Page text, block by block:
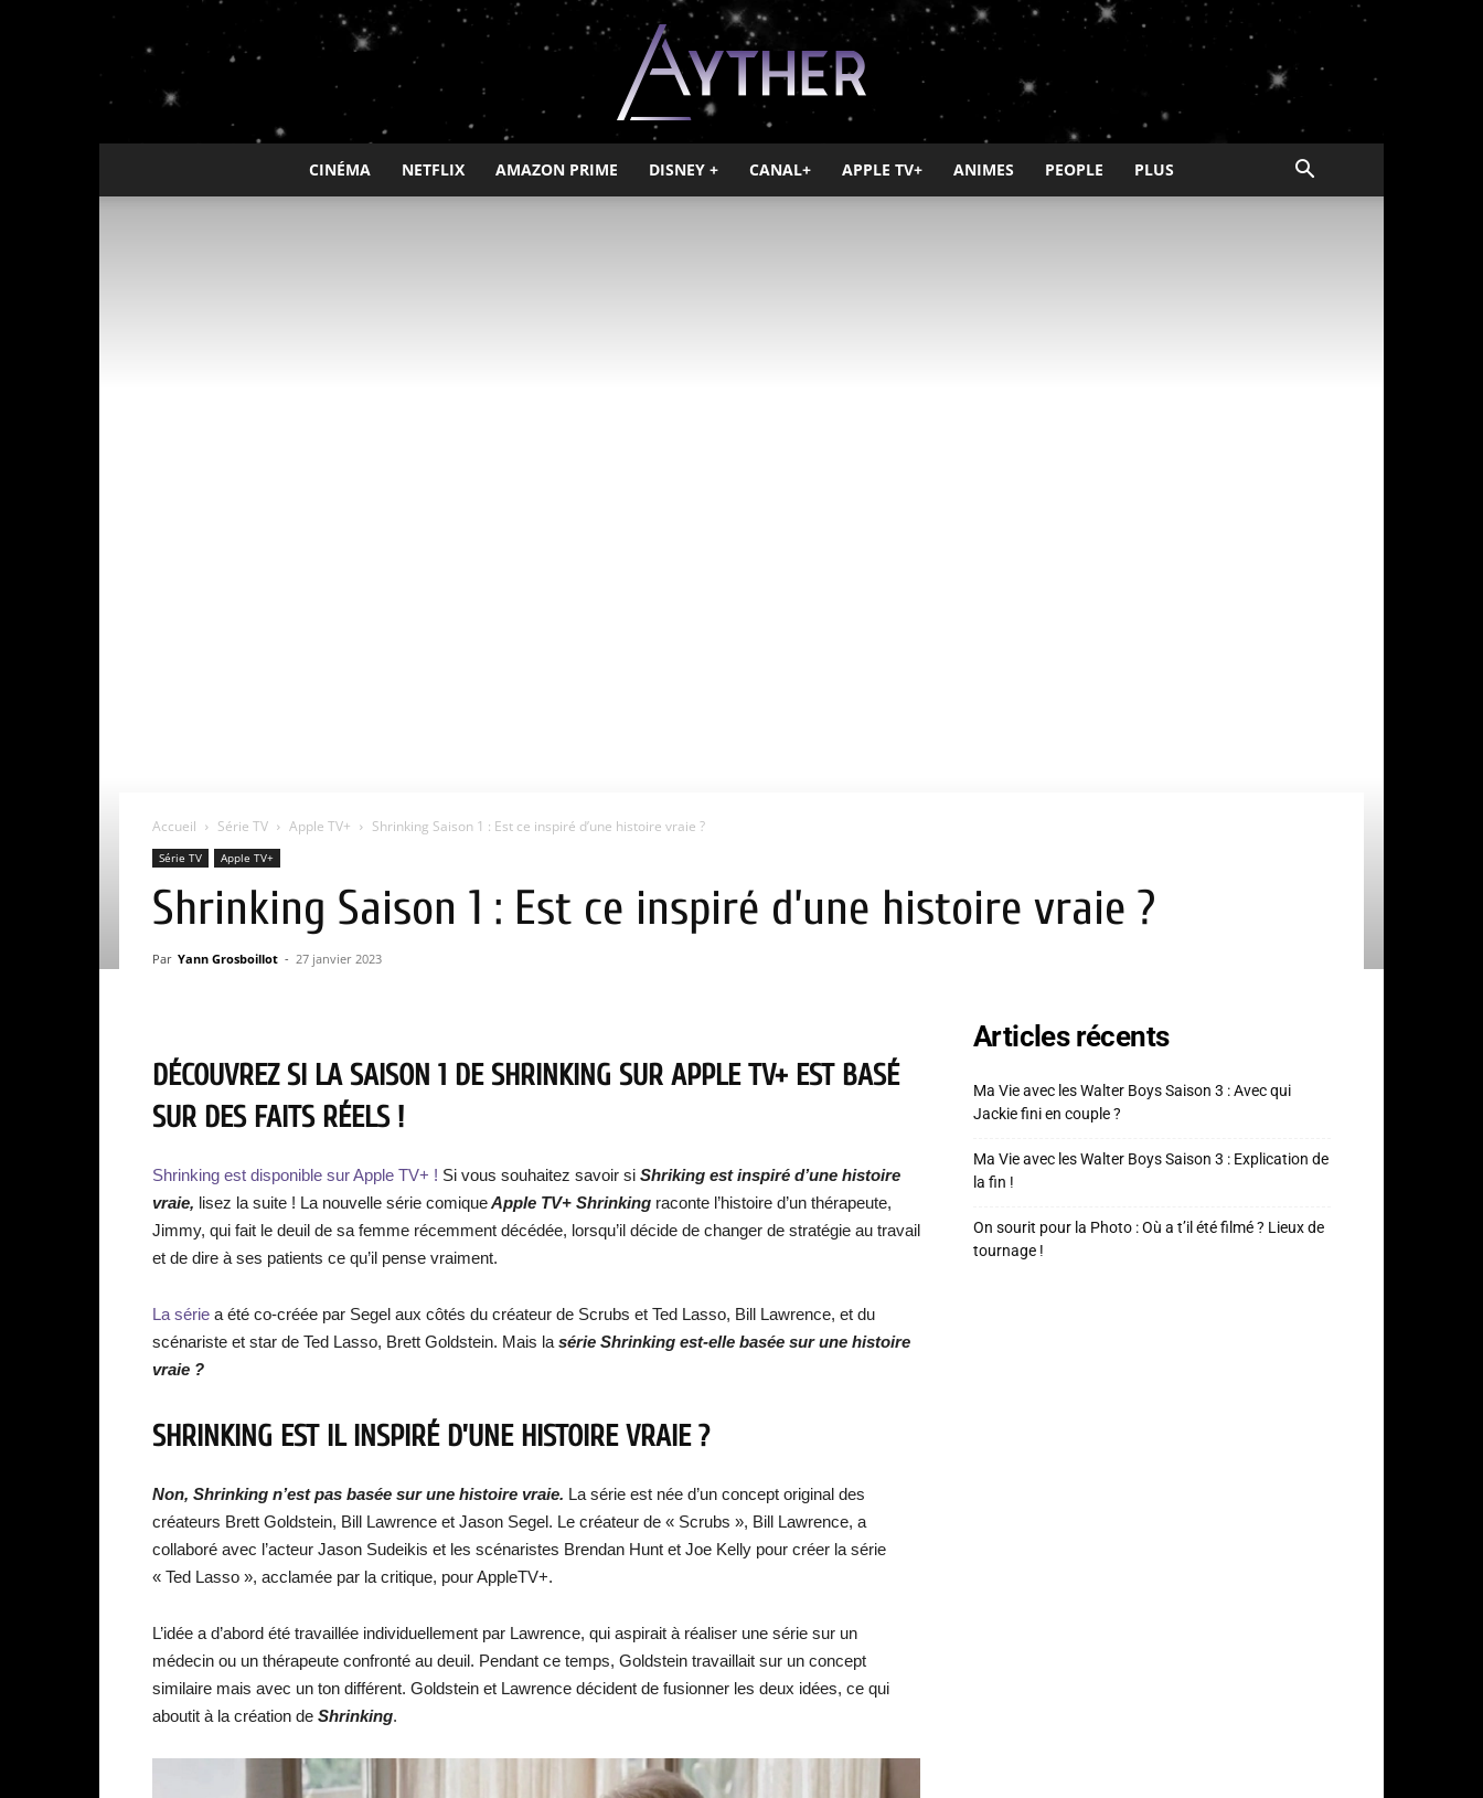
Ayther
CINÉMA NETFLIX AMAZON PRIME DISNEY + CANAL+ APPLE TV+ ANIMES PEOPLE PLUS
Accueil Série TV Apple TV+ Shrinking Saison 1 : Est ce inspiré d’une histoire vraie ?
Série TV Apple TV+
Shrinking Saison 1 : Est ce inspiré d’une histoire vraie ?
Par Yann Grosboillot - 27 janvier 2023
DÉCOUVREZ SI LA SAISON 1 DE SHRINKING SUR APPLE TV+ EST BASÉ
SUR DES FAITS RÉELS !
Shrinking est disponible sur Apple TV+ ! Si vous souhaitez savoir si Shriking est inspiré d’une histoire
vraie, lisez la suite ! La nouvelle série comiqueApple TV+ Shrinking raconte l’histoire d’un thérapeute,
Jimmy, qui fait le deuil de sa femme récemment décédée, lorsqu’il décide de changer de stratégie au travail
et de dire à ses patients ce qu’il pense vraiment.
La série a été co-créée par Segel aux côtés du créateur de Scrubs et Ted Lasso, Bill Lawrence, et du
scénariste et star de Ted Lasso, Brett Goldstein. Mais la série Shrinking est-elle basée sur une histoire
vraie ?
SHRINKING EST IL INSPIRÉ D’UNE HISTOIRE VRAIE ?
Non, Shrinking n’est pas basée sur une histoire vraie. La série est née d’un concept original des
créateurs Brett Goldstein, Bill Lawrence et Jason Segel. Le créateur de « Scrubs », Bill Lawrence, a
collaboré avec l’acteur Jason Sudeikis et les scénaristes Brendan Hunt et Joe Kelly pour créer la série
« Ted Lasso », acclamée par la critique, pour AppleTV+.
L’idée a d’abord été travaillée individuellement par Lawrence, qui aspirait à réaliser une série sur un
médecin ou un thérapeute confronté au deuil. Pendant ce temps, Goldstein travaillait sur un concept
similaire mais avec un ton différent. Goldstein et Lawrence décident de fusionner les deux idées, ce qui
aboutit à la création de Shrinking.
Articles récents
Ma Vie avec les Walter Boys Saison 3 : Avec qui
Jackie fini en couple ?
Ma Vie avec les Walter Boys Saison 3 : Explication de
la fin !
On sourit pour la Photo : Où a t’il été filmé ? Lieux de
tournage !